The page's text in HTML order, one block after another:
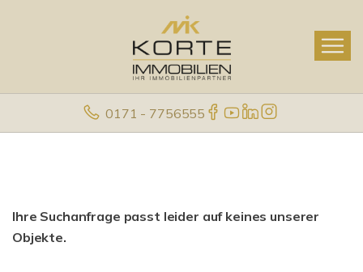
0171 - 7756555
Ihre Suchanfrage passt leider auf keines unserer
Objekte.